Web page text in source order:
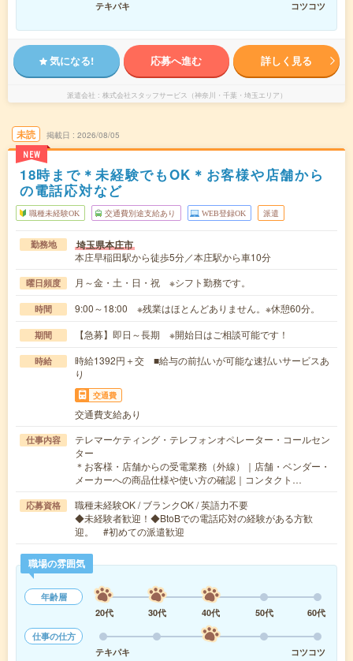
テキパキ コツコツ
気になる! 応募へ進む 詳しく見る
派遣会社 株式会社スタッフサービス（神奈川・千葉・埼玉エリア）
未読
NEW
掲載日 2026/08/05
18時まで＊未経験でもOK＊お客様や店舗から
の電話応対など
職種未経験OK 交通費別途支給あり WEB登録OK 派遣
勤務地 埼玉県本庄市
本庄早稲田駅から徒歩5分／本庄駅から車10分
曜日頻度 月～金・土・日・祝 ※シフト勤務です。
時間 9:00～18:00 ※残業はほとんどありません。※休憩60分。
期間 【急募】即日～長期 ※開始日はご相談可能です！
時給
時給1392円＋交 ■給与の前払いが可能な速払いサービスあ
り
交通費
交通費支給あり
仕事内容
テレマーケティング・テレフォンオペレーター・コールセン
ター
＊お客様・店舗からの受電業務（外線）｜店舗・ベンダー・
メーカーへの商品仕様や使い方の確認｜コンタクト…
応募資格
職種未経験OK / ブランクOK / 英語力不要
◆未経験者歓迎！◆BtoBでの電話応対の経験がある方歓
迎。 #初めての派遣歓迎
職場の雰囲気
年齢層
20代
30代 40代 50代
60代
仕事の仕方
テキパキ
コツコツ